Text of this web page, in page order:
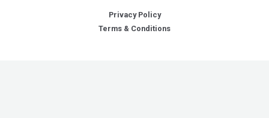
Privacy Policy
Terms & Conditions